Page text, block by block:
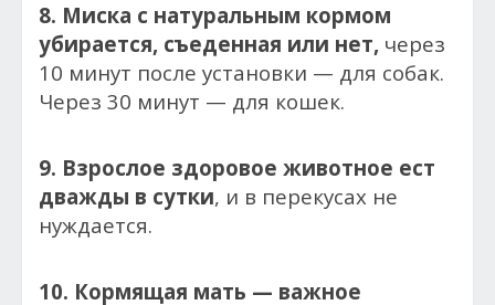
8. Миска с натуральным кормом
убирается, съеденная или нет, через
10 минут после установки — для собак.
Через 30 минут — для кошек.
9. Взрослое здоровое животное ест
дважды в сутки, и в перекусах не
нуждается.
10. Кормящая мать — важное